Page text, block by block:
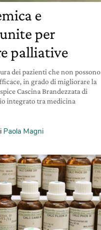
e
per
palliative
dei pazienti che non possono
in grado di migliorare la
Cascina Brandezzata di
integrato tra medicina
Paola Magni